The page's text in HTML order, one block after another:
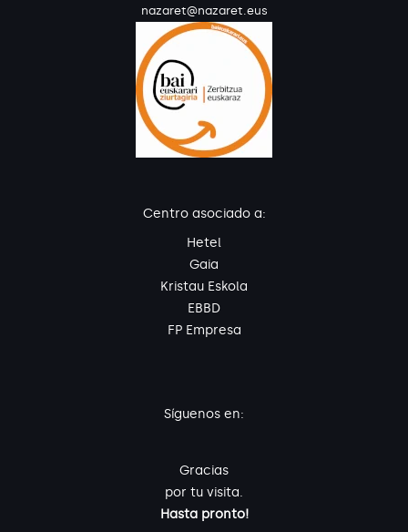
nazaret@nazaret.eus
Centro asociado a:
Hetel
Gaia
Kristau Eskola
EBBD
FP Empresa
Síguenos en:
Gracias
por tu visita.
Hasta pronto!